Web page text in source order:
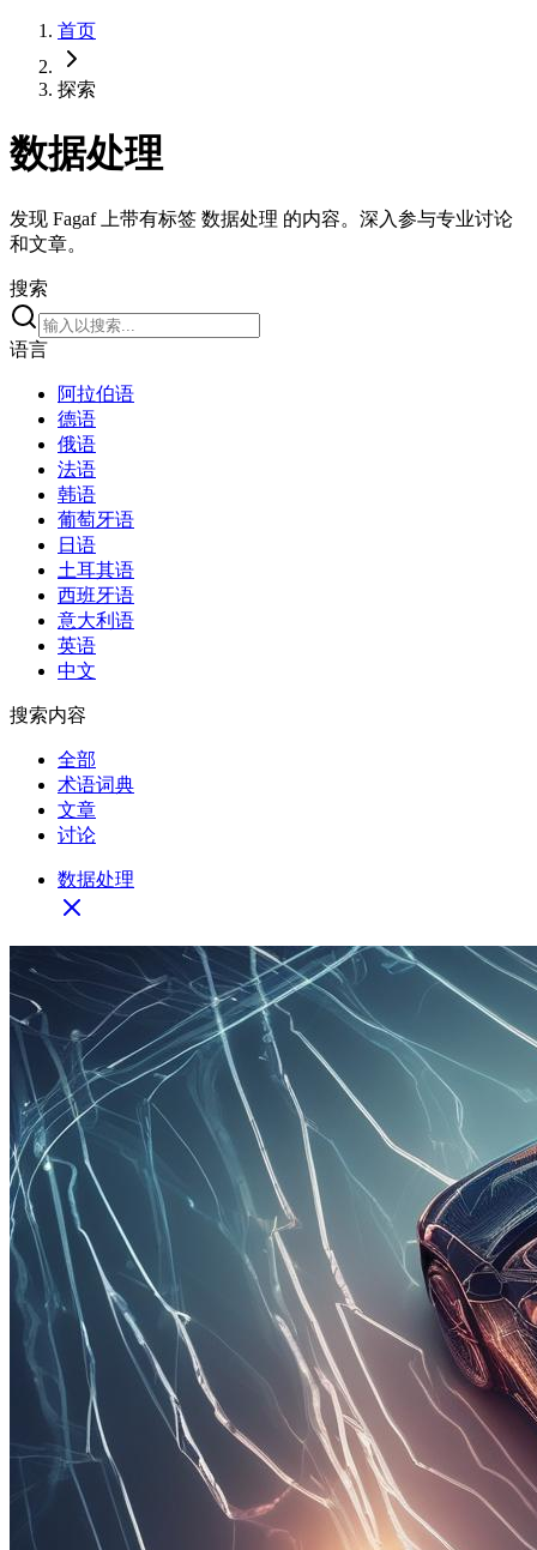
首页
探索
数据处理
发现 Fagaf 上带有标签 数据处理 的内容。深入参与专业讨论
和文章。
搜索
语言
阿拉伯语
德语
俄语
法语
韩语
葡萄牙语
日语
土耳其语
西班牙语
意大利语
英语
中文
搜索内容
全部
术语词典
文章
讨论
数据处理